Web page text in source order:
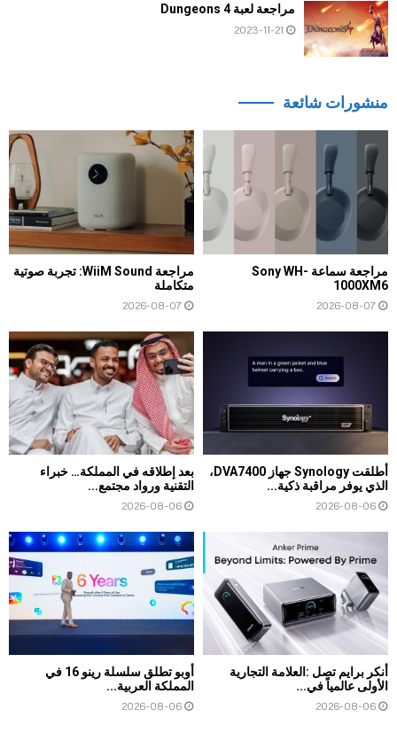
مراجعة لعبة Dungeons 4
2023-11-21
منشورات شائعة
مراجعة سماعة Sony WH-
1000XM6
2026-08-07
مراجعة WiiM Sound: تجربة صوتية
متكاملة
2026-08-07
أطلقت Synology جهاز DVA7400،
الذي يوفر مراقبة ذكية...
2026-08-06
بعد إطلاقه في المملكة… خبراء
التقنية ورواد مجتمع...
2026-08-06
أنكر برايم تصل :العلامة التجارية
الأولى عالمياً في...
2026-08-06
أوبو تطلق سلسلة رينو 16 في
المملكة العربية...
2026-08-06